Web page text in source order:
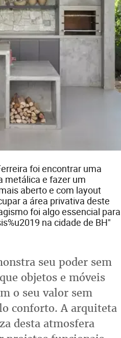
foi encontrar uma
metálica e fazer um
aberto e com layout
a área privativa deste
foi algo essencial para
na cidade de BH"
seu poder sem
objetos e móveis
o seu valor sem
conforto. A arquiteta
desta atmosfera